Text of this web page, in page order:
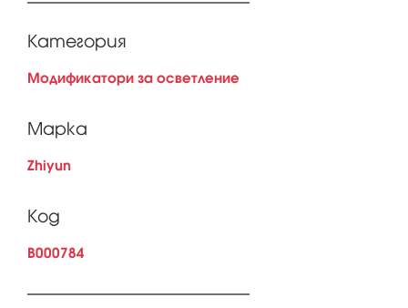
Категория
Модификатори за осветление
Марка
Zhiyun
Код
B000784